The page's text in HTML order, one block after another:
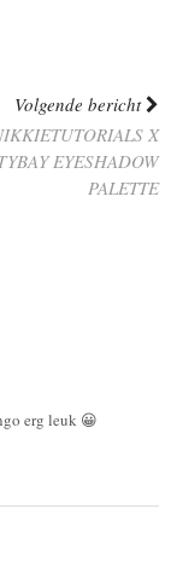
Volgende bericht
X
EYESHADOW
PALETTE
erg leuk 😀